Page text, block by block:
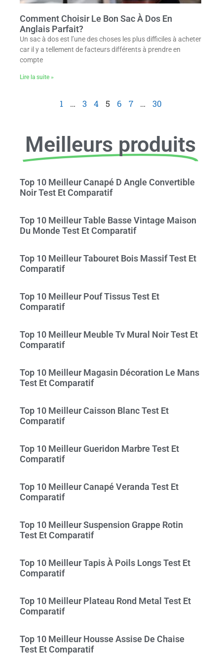
Comment Choisir Le Bon Sac À Dos En
Anglais Parfait?
Un sac à dos est l’une des choses les plus difficiles à acheter
car il y a tellement de facteurs différents à prendre en
compte
Lire la suite »
1 … 3 4 5 6 7 … 30
Meilleurs produits
Top 10 Meilleur Canapé D Angle Convertible
Noir Test Et Comparatif
Top 10 Meilleur Table Basse Vintage Maison
Du Monde Test Et Comparatif
Top 10 Meilleur Tabouret Bois Massif Test Et
Comparatif
Top 10 Meilleur Pouf Tissus Test Et
Comparatif
Top 10 Meilleur Meuble Tv Mural Noir Test Et
Comparatif
Top 10 Meilleur Magasin Décoration Le Mans
Test Et Comparatif
Top 10 Meilleur Caisson Blanc Test Et
Comparatif
Top 10 Meilleur Gueridon Marbre Test Et
Comparatif
Top 10 Meilleur Canapé Veranda Test Et
Comparatif
Top 10 Meilleur Suspension Grappe Rotin
Test Et Comparatif
Top 10 Meilleur Tapis À Poils Longs Test Et
Comparatif
Top 10 Meilleur Plateau Rond Metal Test Et
Comparatif
Top 10 Meilleur Housse Assise De Chaise
Test Et Comparatif